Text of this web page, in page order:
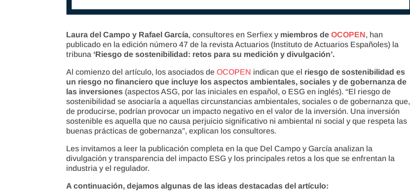
Laura del Campo y Rafael García, consultores en Serfiex y miembros deOCOPEN, han
publicado en la edición número 47 de la revista Actuarios (Instituto de Actuarios Españoles) la
tribuna ‘Riesgo de sostenibilidad: retos para su medición y divulgación’.
Al comienzo del artículo, los asociados deOCOPEN indican que el riesgo de sostenibilidad es
un riesgo no financiero que incluye los aspectos ambientales, sociales y de gobernanza de
las inversiones (aspectos ASG, por las iniciales en español, o ESG en inglés). “El riesgo de
sostenibilidad se asociaría a aquellas circunstancias ambientales, sociales o de gobernanza que,
de producirse, podrían provocar un impacto negativo en el valor de la inversión. Una inversión
sostenible es aquella que no causa perjuicio significativo ni ambiental ni social y que respeta las
buenas prácticas de gobernanza”, explican los consultores.
Les invitamos a leer la publicación completa en la que Del Campo y García analizan la
divulgación y transparencia del impacto ESG y los principales retos a los que se enfrentan la
industria y el regulador.
A continuación, dejamos algunas de las ideas destacadas del artículo: